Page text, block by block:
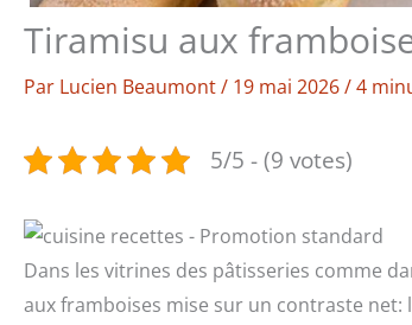
Tiramisu aux
Par Lucien Beaumont/ 19 mai 2026/4
5/5 - (9 votes)
Dans les vitrines des pâtisseries comme
aux framboises mise sur un contraste net: